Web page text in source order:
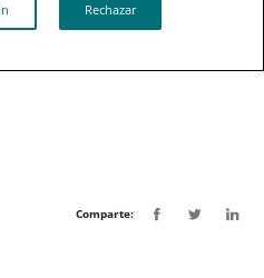
Ordóñez director
Comparte:
Rechazar